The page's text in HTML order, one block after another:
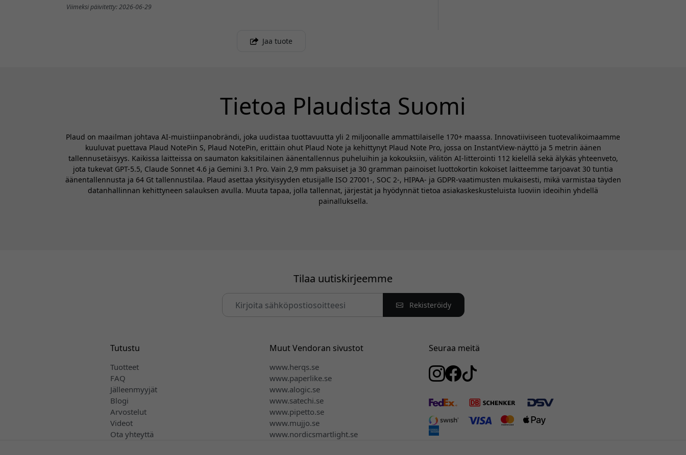
Viimeksi päivitetty: 2026-06-29
Jaa tuote
Tietoa Plaudista Suomi
Plaud on maailman johtava AI-muistiinpanobrändi, joka uudistaa tuottavuutta yli 2 miljoonalle ammattilaiselle 170+ maassa. Innovatiiviseen tuotevalikoimaamme
kuuluvat puettava Plaud NotePin S, Plaud NotePin, erittäin ohut Plaud Note ja kehittynyt Plaud Note Pro, jossa on InstantView-näyttö ja 5 metrin äänen
tallennusetäisyys. Kaikissa laitteissa on saumaton kaksitilainen äänentallennus puheluihin ja kokouksiin, välitön AI-litterointi 112 kielellä sekä älykäs yhteenveto,
jota tukevat GPT-5.5, Claude Sonnet 4.6 ja Gemini 3.1 Pro. Vain 2,9 mm paksuiset ja 30 gramman painoiset luottokortin kokoiset laitteemme tarjoavat 30 tuntia
äänentallennusta ja 64 Gt tallennustilaa. Plaud asettaa yksityisyyden etusijalle ISO 27001-, SOC 2-, HIPAA- ja GDPR-vaatimusten mukaisesti, mikä varmistaa täyden
datanhallinnan kehittyneen salauksen avulla. Muuta tapaa, jolla tallennat, järjestät ja hyödynnät tietoa asiakaskeskusteluista luoviin ideoihin yhdellä
painalluksella.
Tilaa uutiskirjeemme
Rekisteröidy
Tutustu
Tuotteet
FAQ
Jälleenmyyjät
Blogi
Arvostelut
Videot
Ota yhteyttä
Muut Vendoran sivustot
www.herqs.se
www.paperlike.se
www.alogic.se
www.satechi.se
www.pipetto.se
www.mujjo.se
www.nordicsmartlight.se
Seuraa meitä